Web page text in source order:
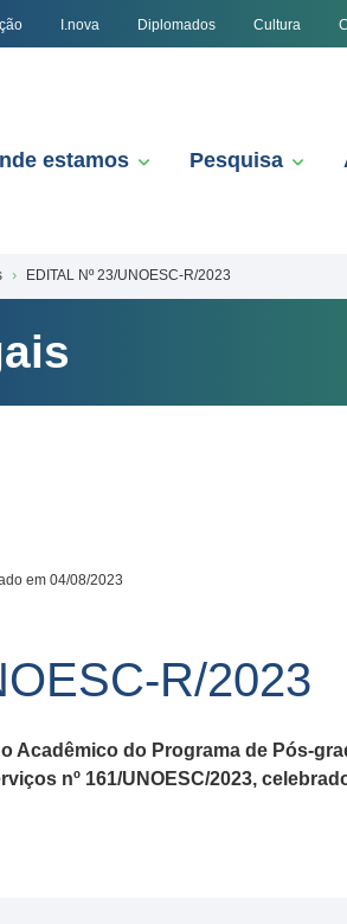
I.nova Diplomados Cultura
estamos Pesquisa
EDITAL Nº 23/UNOESC-R/2023
em 04/08/2023
R/2023
Acadêmico do Programa de Pós-
nº 161/UNOESC/2023,